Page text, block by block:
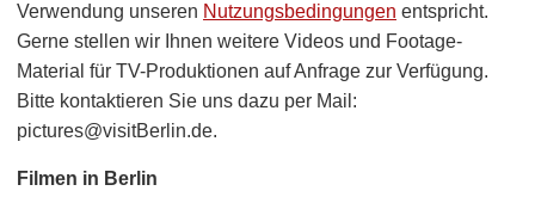
Verwendung unseren Nutzungsbedingungen entspricht.
Gerne stellen wir Ihnen weitere Videos und Footage-
Material für TV-Produktionen auf Anfrage zur Verfügung.
Bitte kontaktieren Sie uns dazu per Mail:
pictures@visitBerlin.de.
Filmen in Berlin